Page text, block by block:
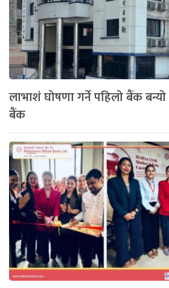
लाभाशं घोषणा गर्ने पहिलो बैंक
बैंक